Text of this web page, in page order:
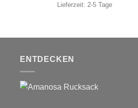
Lieferzeit: 2-5 Tage
ENTDECKEN